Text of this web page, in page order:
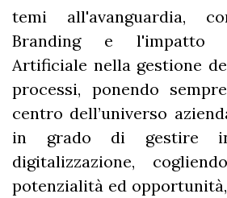
temi all'avanguardia,
Branding e l'impatto
Artificiale nella gestione
processi, ponendo
centro dell’universo
in grado di gestire
digitalizzazione,
potenzialità ed